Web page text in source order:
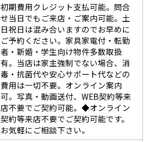
初期費用クレジット支払可能。問合
せ当日でもご来店・ご案内可能。土
日祝日は混み合いますのでお早めに
ご予約ください。家具家電付・転勤
者・新婚・学生向け物件多数取扱
有。当店は家主強制でない場合、消
毒・抗菌代や安心サポート代などの
費用は一切不要。オンライン案内
可。写真・動画送付、WEB契約等来
店不要でご契約可能。◆オンライン
契約等来店不要でご契約可能です。
お気軽にご相談下さい。